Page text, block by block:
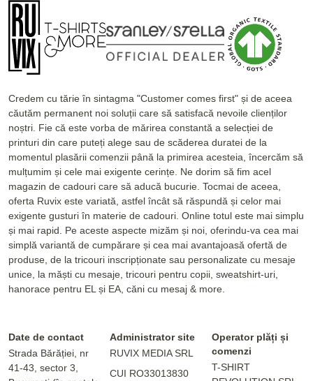
Credem cu tărie în sintagma "Customer comes first" și de aceea
căutăm permanent noi soluții care să satisfacă nevoile clienților
noștri. Fie că este vorba de mărirea constantă a selecției de
printuri din care puteți alege sau de scăderea duratei de la
momentul plasării comenzii până la primirea acesteia, încercăm să
mulțumim și cele mai exigente cerințe. Ne dorim să fim acel
magazin de cadouri care să aducă bucurie. Tocmai de aceea,
oferta Ruvix este variată, astfel încât să răspundă și celor mai
exigente gusturi în materie de cadouri. Online totul este mai simplu
și mai rapid. Pe aceste aspecte mizăm și noi, oferindu-va cea mai
simplă variantă de cumpărare și cea mai avantajoasă ofertă de
produse, de la tricouri inscripționate sau personalizate cu mesaje
unice, la măști cu mesaje, tricouri pentru copii, sweatshirt-uri,
hanorace pentru EL și EA, căni cu mesaj & more.
Date de contact
Strada Bărăției, nr
41-43, sector 3,
Administrator site
RUVIX MEDIA SRL
CUI RO33013830
Operator plăți și
comenzi
T-SHIRT